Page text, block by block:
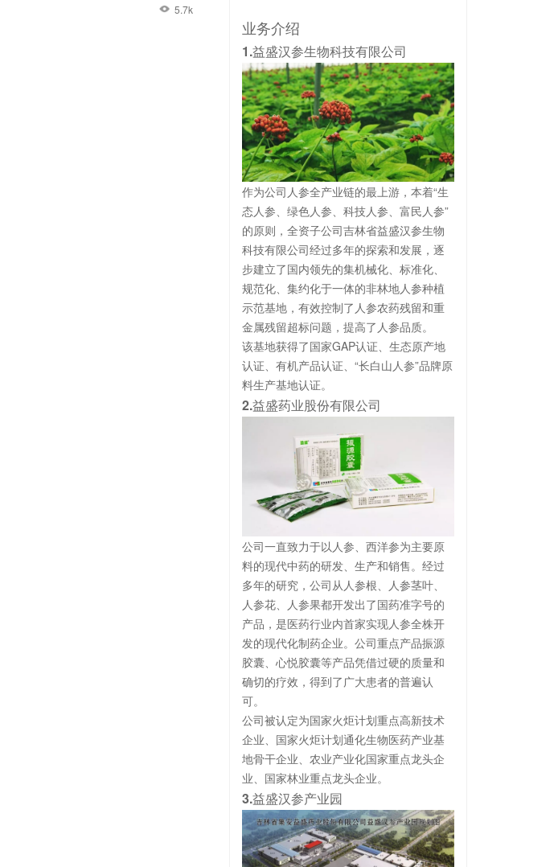
5.7k
业务介绍
1.益盛汉参生物科技有限公司
作为公司人参全产业链的最上游，本着“生
态人参、绿色人参、科技人参、富民人参”
的原则，全资子公司吉林省益盛汉参生物
科技有限公司经过多年的探索和发展，逐
步建立了国内领先的集机械化、标准化、
规范化、集约化于一体的非林地人参种植
示范基地，有效控制了人参农药残留和重
金属残留超标问题，提高了人参品质。
该基地获得了国家GAP认证、生态原产地
认证、有机产品认证、“长白山人参”品牌原
料生产基地认证。
2.益盛药业股份有限公司
公司一直致力于以人参、西洋参为主要原
料的现代中药的研发、生产和销售。经过
多年的研究，公司从人参根、人参茎叶、
人参花、人参果都开发出了国药准字号的
产品，是医药行业内首家实现人参全株开
发的现代化制药企业。公司重点产品振源
胶囊、心悦胶囊等产品凭借过硬的质量和
确切的疗效，得到了广大患者的普遍认
可。
公司被认定为国家火炬计划重点高新技术
企业、国家火炬计划通化生物医药产业基
地骨干企业、农业产业化国家重点龙头企
业、国家林业重点龙头企业。
3.益盛汉参产业园